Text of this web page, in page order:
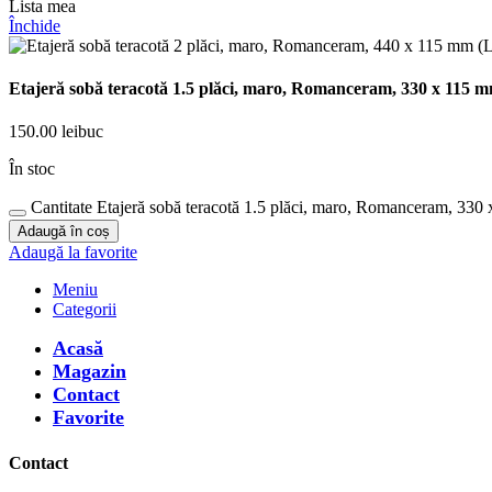
Lista mea
Închide
Etajeră sobă teracotă 1.5 plăci, maro, Romanceram, 330 x 115
150.00 leibuc
În stoc
Cantitate Etajeră sobă teracotă 1.5 plăci, maro, Romanceram,
Adaugă în coș
Adaugă la favorite
Meniu
Categorii
Acasă
Magazin
Contact
Favorite
Contact